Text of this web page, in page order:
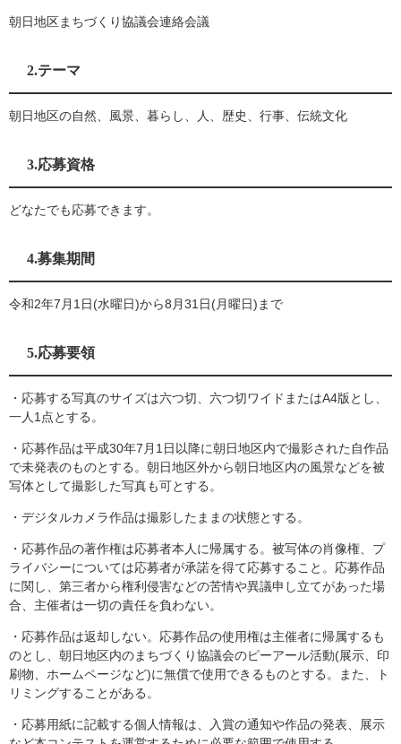
朝日地区まちづくり協議会連絡会議
2.テーマ
朝日地区の自然、風景、暮らし、人、歴史、行事、伝統文化
3.応募資格
どなたでも応募できます。
4.募集期間
令和2年7月1日(水曜日)から8月31日(月曜日)まで
5.応募要領
・応募する写真のサイズは六つ切、六つ切ワイドまたはA4版とし、
一人1点とする。
・応募作品は平成30年7月1日以降に朝日地区内で撮影された自作品
で未発表のものとする。朝日地区外から朝日地区内の風景などを被
写体として撮影した写真も可とする。
・デジタルカメラ作品は撮影したままの状態とする。
・応募作品の著作権は応募者本人に帰属する。被写体の肖像権、プ
ライバシーについては応募者が承諾を得て応募すること。応募作品
に関し、第三者から権利侵害などの苦情や異議申し立てがあった場
合、主催者は一切の責任を負わない。
・応募作品は返却しない。応募作品の使用権は主催者に帰属するも
のとし、朝日地区内のまちづくり協議会のピーアール活動(展示、印
刷物、ホームページなど)に無償で使用できるものとする。また、ト
リミングすることがある。
・応募用紙に記載する個人情報は、入賞の通知や作品の発表、展示